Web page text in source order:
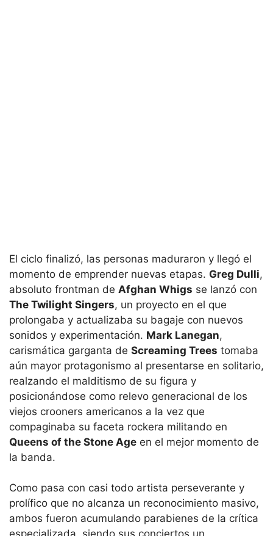
El ciclo finalizó, las personas maduraron y llegó el
momento de emprender nuevas etapas. Greg Dulli,
absoluto frontman de Afghan Whigs se lanzó con
The Twilight Singers, un proyecto en el que
prolongaba y actualizaba su bagaje con nuevos
sonidos y experimentación. Mark Lanegan,
carismática garganta de Screaming Trees tomaba
aún mayor protagonismo al presentarse en solitario,
realzando el malditismo de su figura y
posicionándose como relevo generacional de los
viejos crooners americanos a la vez que
compaginaba su faceta rockera militando en
Queens of the Stone Age en el mejor momento de
la banda.
Como pasa con casi todo artista perseverante y
prolífico que no alcanza un reconocimiento masivo,
ambos fueron acumulando parabienes de la crítica